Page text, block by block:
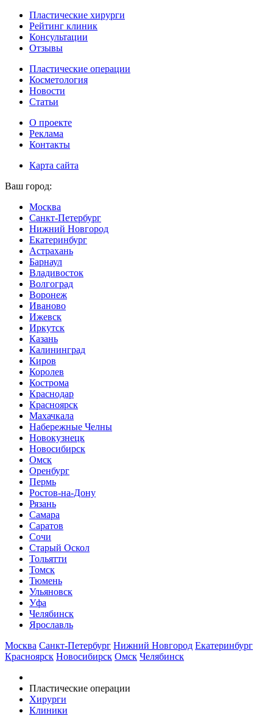
Пластические хирурги
Рейтинг клиник
Консультации
Отзывы
Пластические операции
Косметология
Новости
Статьи
О проекте
Реклама
Контакты
Карта сайта
Ваш город:
Москва
Санкт-Петербург
Нижний Новгород
Екатеринбург
Астрахань
Барнаул
Владивосток
Волгоград
Воронеж
Иваново
Ижевск
Иркутск
Казань
Калининград
Киров
Королев
Кострома
Краснодар
Красноярск
Махачкала
Набережные Челны
Новокузнецк
Новосибирск
Омск
Оренбург
Пермь
Ростов-на-Дону
Рязань
Самара
Саратов
Сочи
Старый Оскол
Тольятти
Томск
Тюмень
Ульяновск
Уфа
Челябинск
Ярославль
Москва Санкт-Петербург Нижний Новгород Екатеринбург
Красноярск Новосибирск Омск Челябинск
Пластические операции
Хирурги
Клиники